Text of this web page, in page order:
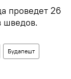
проведет 26
шведов.
Будапешт